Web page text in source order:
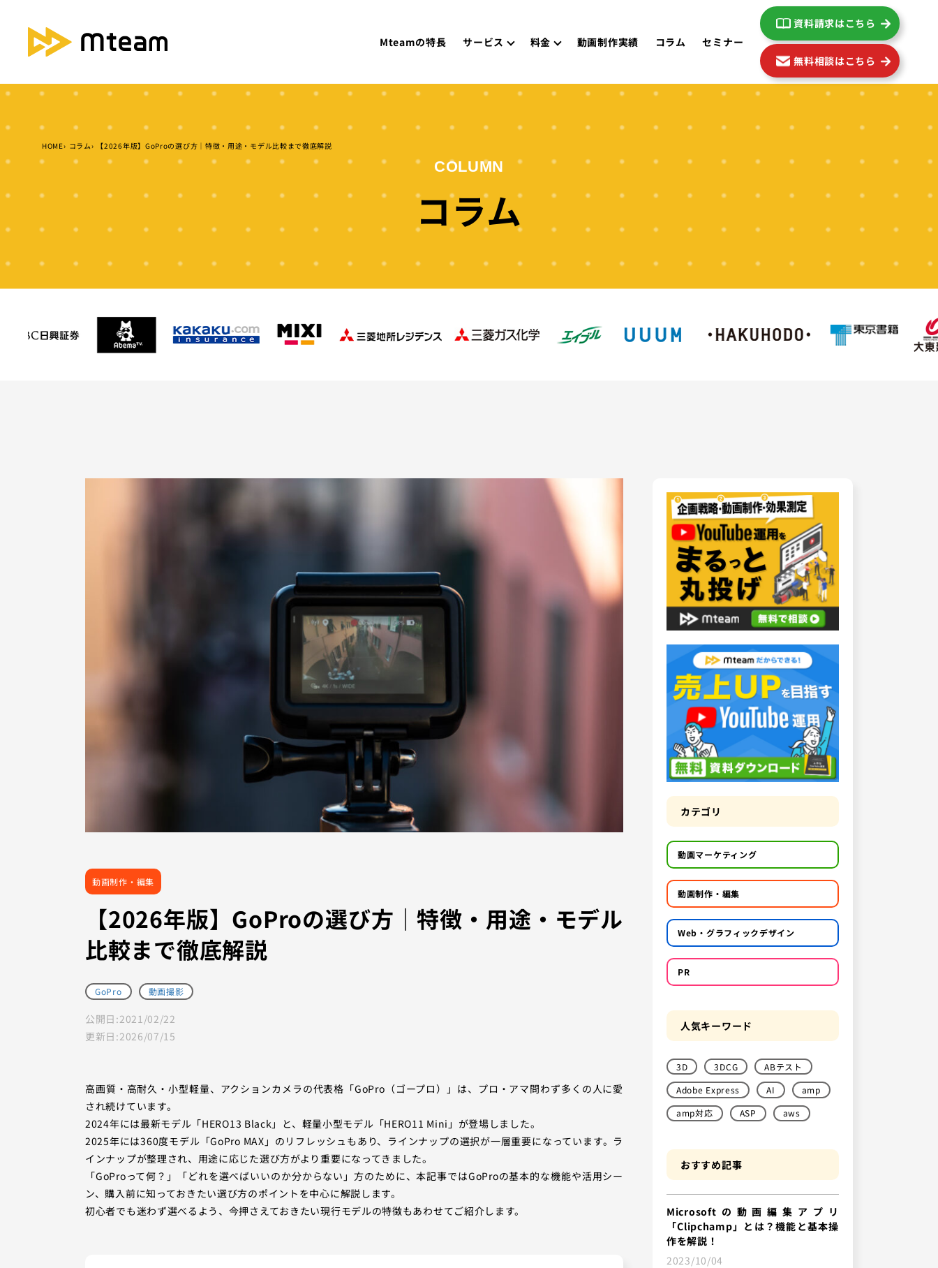
Mteamの特長 サービス 料金 動画制作実績 コラム セミナー
資料請求はこちら
無料相談はこちら
HOME コラム 【2026年版】GoProの選び方｜特徴・用途・モデル比較まで徹底解説
COLUMN
コラム
動画制作・編集
【2026年版】GoProの選び方｜特徴・用途・モデル
比較まで徹底解説
GoPro 動画撮影
公開日:2021/02/22
更新日:2026/07/15
高画質・高耐久・小型軽量、アクションカメラの代表格「GoPro（ゴープロ）」は、プロ・アマ問わず多くの人に愛
され続けています。
2024年には最新モデル「HERO13 Black」と、軽量小型モデル「HERO11 Mini」が登場しました。
2025年には360度モデル「GoPro MAX」のリフレッシュもあり、ラインナップの選択が一層重要になっています。ラ
インナップが整理され、用途に応じた選び方がより重要になってきました。
「GoProって何？」「どれを選べばいいのか分からない」方のために、本記事ではGoProの基本的な機能や活用シー
ン、購入前に知っておきたい選び方のポイントを中心に解説します。
初心者でも迷わず選べるよう、今押さえておきたい現行モデルの特徴もあわせてご紹介します。
カテゴリ
動画マーケティング
動画制作・編集
Web・グラフィックデザイン
PR
人気キーワード
3D 3DCG
ABテスト
Adobe Express
AI
amp
amp対応
ASP aws
おすすめ記事
Microsoftの動画編集アプリ
「Clipchamp」とは？機能と基本操
作を解説！
2023/10/04